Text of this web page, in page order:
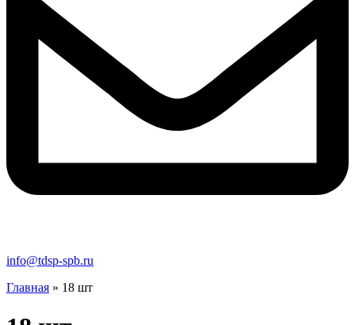
info@tdsp-spb.ru
Главная » 18 шт